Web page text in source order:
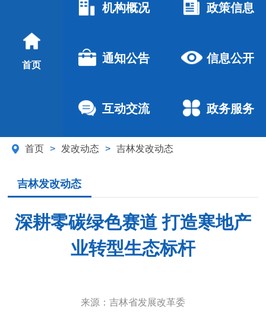
首页
机构概况 政策信息
通知公告 信息公开
互动交流 政务服务
首页 > 发改动态 > 吉林发改动态
吉林发改动态
深耕零碳绿色赛道 打造寒地产
业转型生态标杆
来源： 吉林省发展改革委